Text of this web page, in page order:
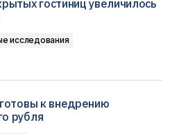
гостиниц увеличилось
исследования
к внедрению
рубля